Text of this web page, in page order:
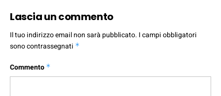
Lascia un commento
Il tuo indirizzo email non sarà pubblicato. I campi obbligatori
sono contrassegnati *
Commento *